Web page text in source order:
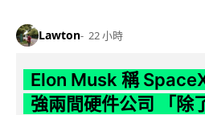
Lawton 22 小時
Elon Musk 稱
強兩間硬件公司 「除